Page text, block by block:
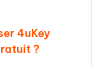
4uKey
?